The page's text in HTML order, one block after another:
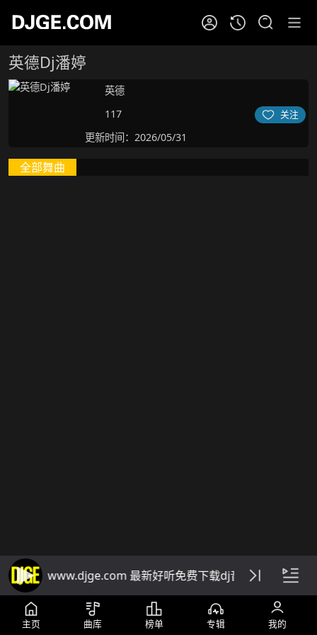
英德Dj潘婷
英德
117
关注
更新时间：2026/05/31
全部舞曲
手机版 www.djge.com 最新好听免费下载dj音乐网站
主页 曲库 榜单 专辑 我的